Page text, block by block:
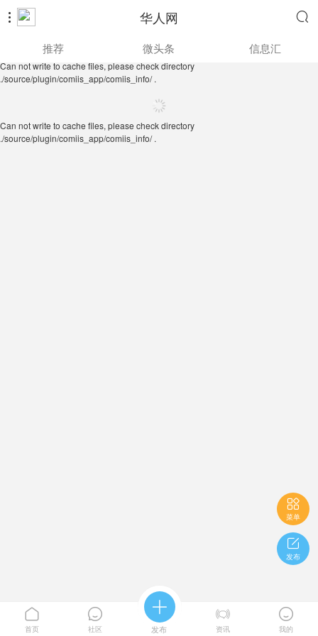
 华人网 
./source/plugin/comiis_app/comiis_info/ .
推荐 微头条 信息汇
Can not write to cache files, please check directory
./source/plugin/comiis_app/comiis_info/ .

菜单

发布

首页

社区

发布

资讯

我的
Can not write to cache files, please check directory
./source/plugin/comiis_app/comiis_info/ .